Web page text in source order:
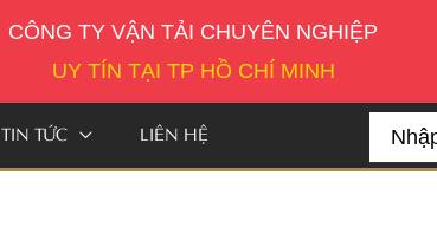
CÔNG TY VẬN TẢI CHUYÊN NGHIỆP
UY TÍN TẠI TP HỒ CHÍ MINH
TIN TỨC LIÊN HỆ
Search
for: